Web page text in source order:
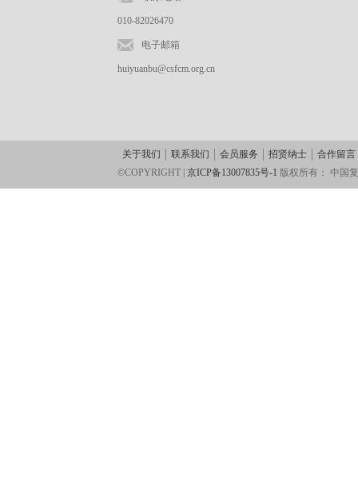
010-82026470
电子邮箱
huiyuanbu@csfcm.org.cn
关于我们 联系我们 会员服务 招贤纳士
合作留言
©COPYRIGHT | 京ICP备13007835号-1 版权所有： 中国